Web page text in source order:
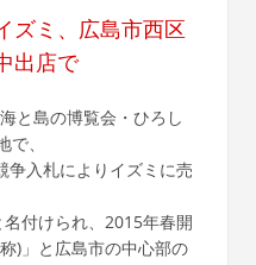
ズミ、広島市西区
出店で
と島の博覧会・ひろし
、
争入札によりイズミに売
名付けられ、2015年春開
)」と広島市の中心部の